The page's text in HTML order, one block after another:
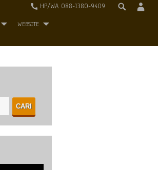
HP/WA 088-1380-9409
WEBSITE